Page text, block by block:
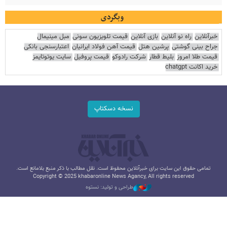
وبگردی
خبرآنلاین راه نو آنلاین بازی آنلاین قیمت تلویزیون سونی مبل مینیمال
جراح بینی گوشتی پرشین هتل قیمت آهن فولاد ایرانیان اعتبارسنجی بانکی
قیمت طلا امروز بلیط قطار شرکت رادوکو قیمت پروفیل سایت یوتوتایمز
خرید اکانت chatgpt
نسخه دسکتاپ
تمامی حقوق این سایت برای خبرآنلاین محفوظ است. نقل مطالب با ذکر منبع بلامانع است.
Copyright © 2025 khabaronline News Agancy, All rights reserved
طراحی و تولید: نستوه